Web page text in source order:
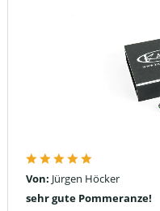
Von: Jürgen Höcker
sehr gute Pommeranze!